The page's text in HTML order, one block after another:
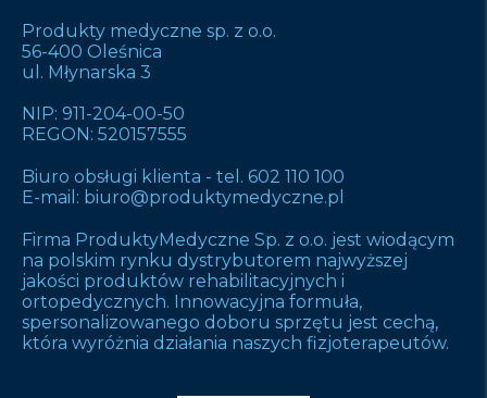
Produkty medyczne sp. z o.o.
56-400 Oleśnica
ul. Młynarska 3
NIP: 911-204-00-50
REGON: 520157555
Biuro obsługi klienta - tel. 602 110 100
E-mail: biuro@produktymedyczne.pl
Firma ProduktyMedyczne Sp. z o.o. jest wiodącym
na polskim rynku dystrybutorem najwyższej
jakości produktów rehabilitacyjnych i
ortopedycznych. Innowacyjna formuła,
spersonalizowanego doboru sprzętu jest cechą,
która wyróżnia działania naszych fizjoterapeutów.